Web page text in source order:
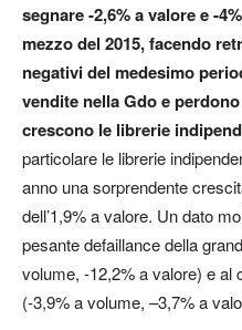
segnare -2,6% a valore e -
mezzo del 2015, facendo
negativi del medesimo
vendite nella Gdo e
crescono le librerie
particolare le librerie
anno una sorprendente
dell’1,9% a valore. Un dato
pesante defaillance della
volume, -12,2% a valore) e al
(-3,9% a volume, –3,7% a